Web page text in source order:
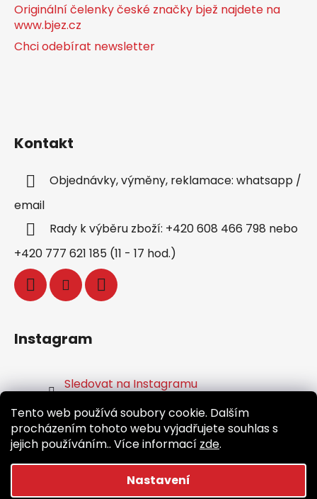
Tento web používá soubory cookie. Dalším
procházením tohoto webu vyjadřujete souhlas s
jejich používáním.. Více informací zde.
Nastavení
Originální čelenky české značky bjež najdete na
www.bjez.cz
Chci odebírat newsletter
Kontakt
Objednávky, výměny, reklamace: whatsapp /
email
Rady k výběru zboží: +420 608 466 798 nebo
+420 777 621 185 (11 - 17 hod.)
Instagram
Sledovat na Instagramu
Facebook